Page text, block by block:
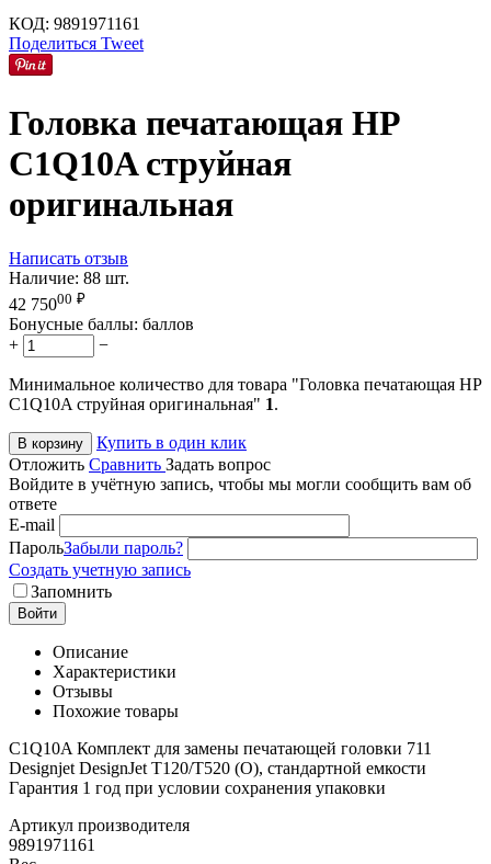
КОД: 9891971161
Поделиться Tweet
Головка печатающая HP
C1Q10A струйная
оригинальная
Написать отзыв
Наличие: 88 шт.
42 75000 ₽
Бонусные баллы: баллов
+
−
Минимальное количество для товара "Головка печатающая HP
C1Q10A струйная оригинальная" 1.
В корзину
Купить в один клик
Отложить Сравнить Задать вопрос
Войдите в учётную запись, чтобы мы могли сообщить вам об
ответе
E-mail
ПарольЗабыли пароль?
Создать учетную запись
Запомнить
Войти
Описание
Характеристики
Отзывы
Похожие товары
C1Q10A Комплект для замены печатающей головки 711
Designjet DesignJet T120/T520 (О), стандартной емкости
Гарантия 1 год при условии сохранения упаковки
Артикул производителя
9891971161